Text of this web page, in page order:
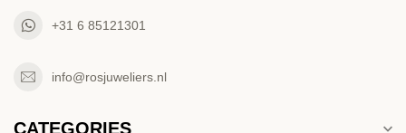
+31 6 85121301
info@rosjuweliers.nl
CATEGORIES